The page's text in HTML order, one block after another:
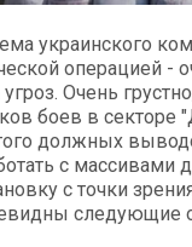
украинского
операцией -
Очень
боев в секторе
должных
с массивами
с точки
следующие